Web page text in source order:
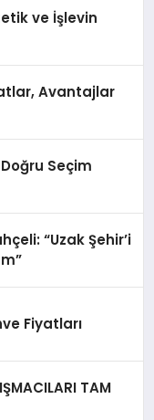
ve İşlevin
Avantajlar
Seçim
“Uzak Şehir’i
Fiyatları
TAM